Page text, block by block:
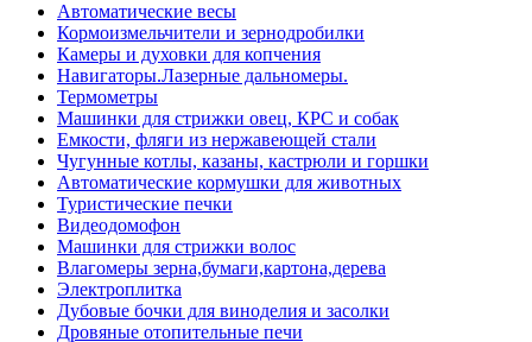
Автоматические весы
Кормоизмельчители и зернодробилки
Камеры и духовки для копчения
Навигаторы.Лазерные дальномеры.
Термометры
Машинки для стрижки овец, КРС и собак
Емкости, фляги из нержавеющей стали
Чугунные котлы, казаны, кастрюли и горшки
Автоматические кормушки для животных
Туристические печки
Видеодомофон
Машинки для стрижки волос
Влагомеры зерна,бумаги,картона,дерева
Электроплитка
Дубовые бочки для виноделия и засолки
Дровяные отопительные печи